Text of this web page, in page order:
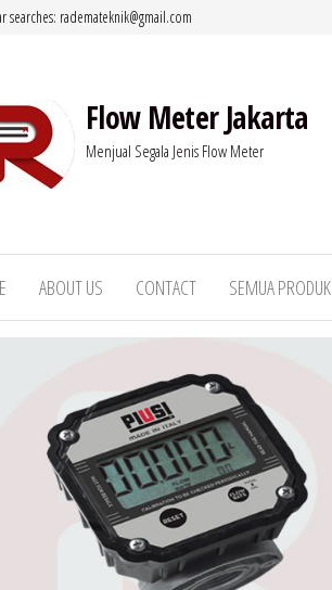
searches: rademateknik@gmail.com
Flow Meter Jakarta
Menjual Segala Jenis Flow Meter
ABOUT US CONTACT SEMUA PRODUK